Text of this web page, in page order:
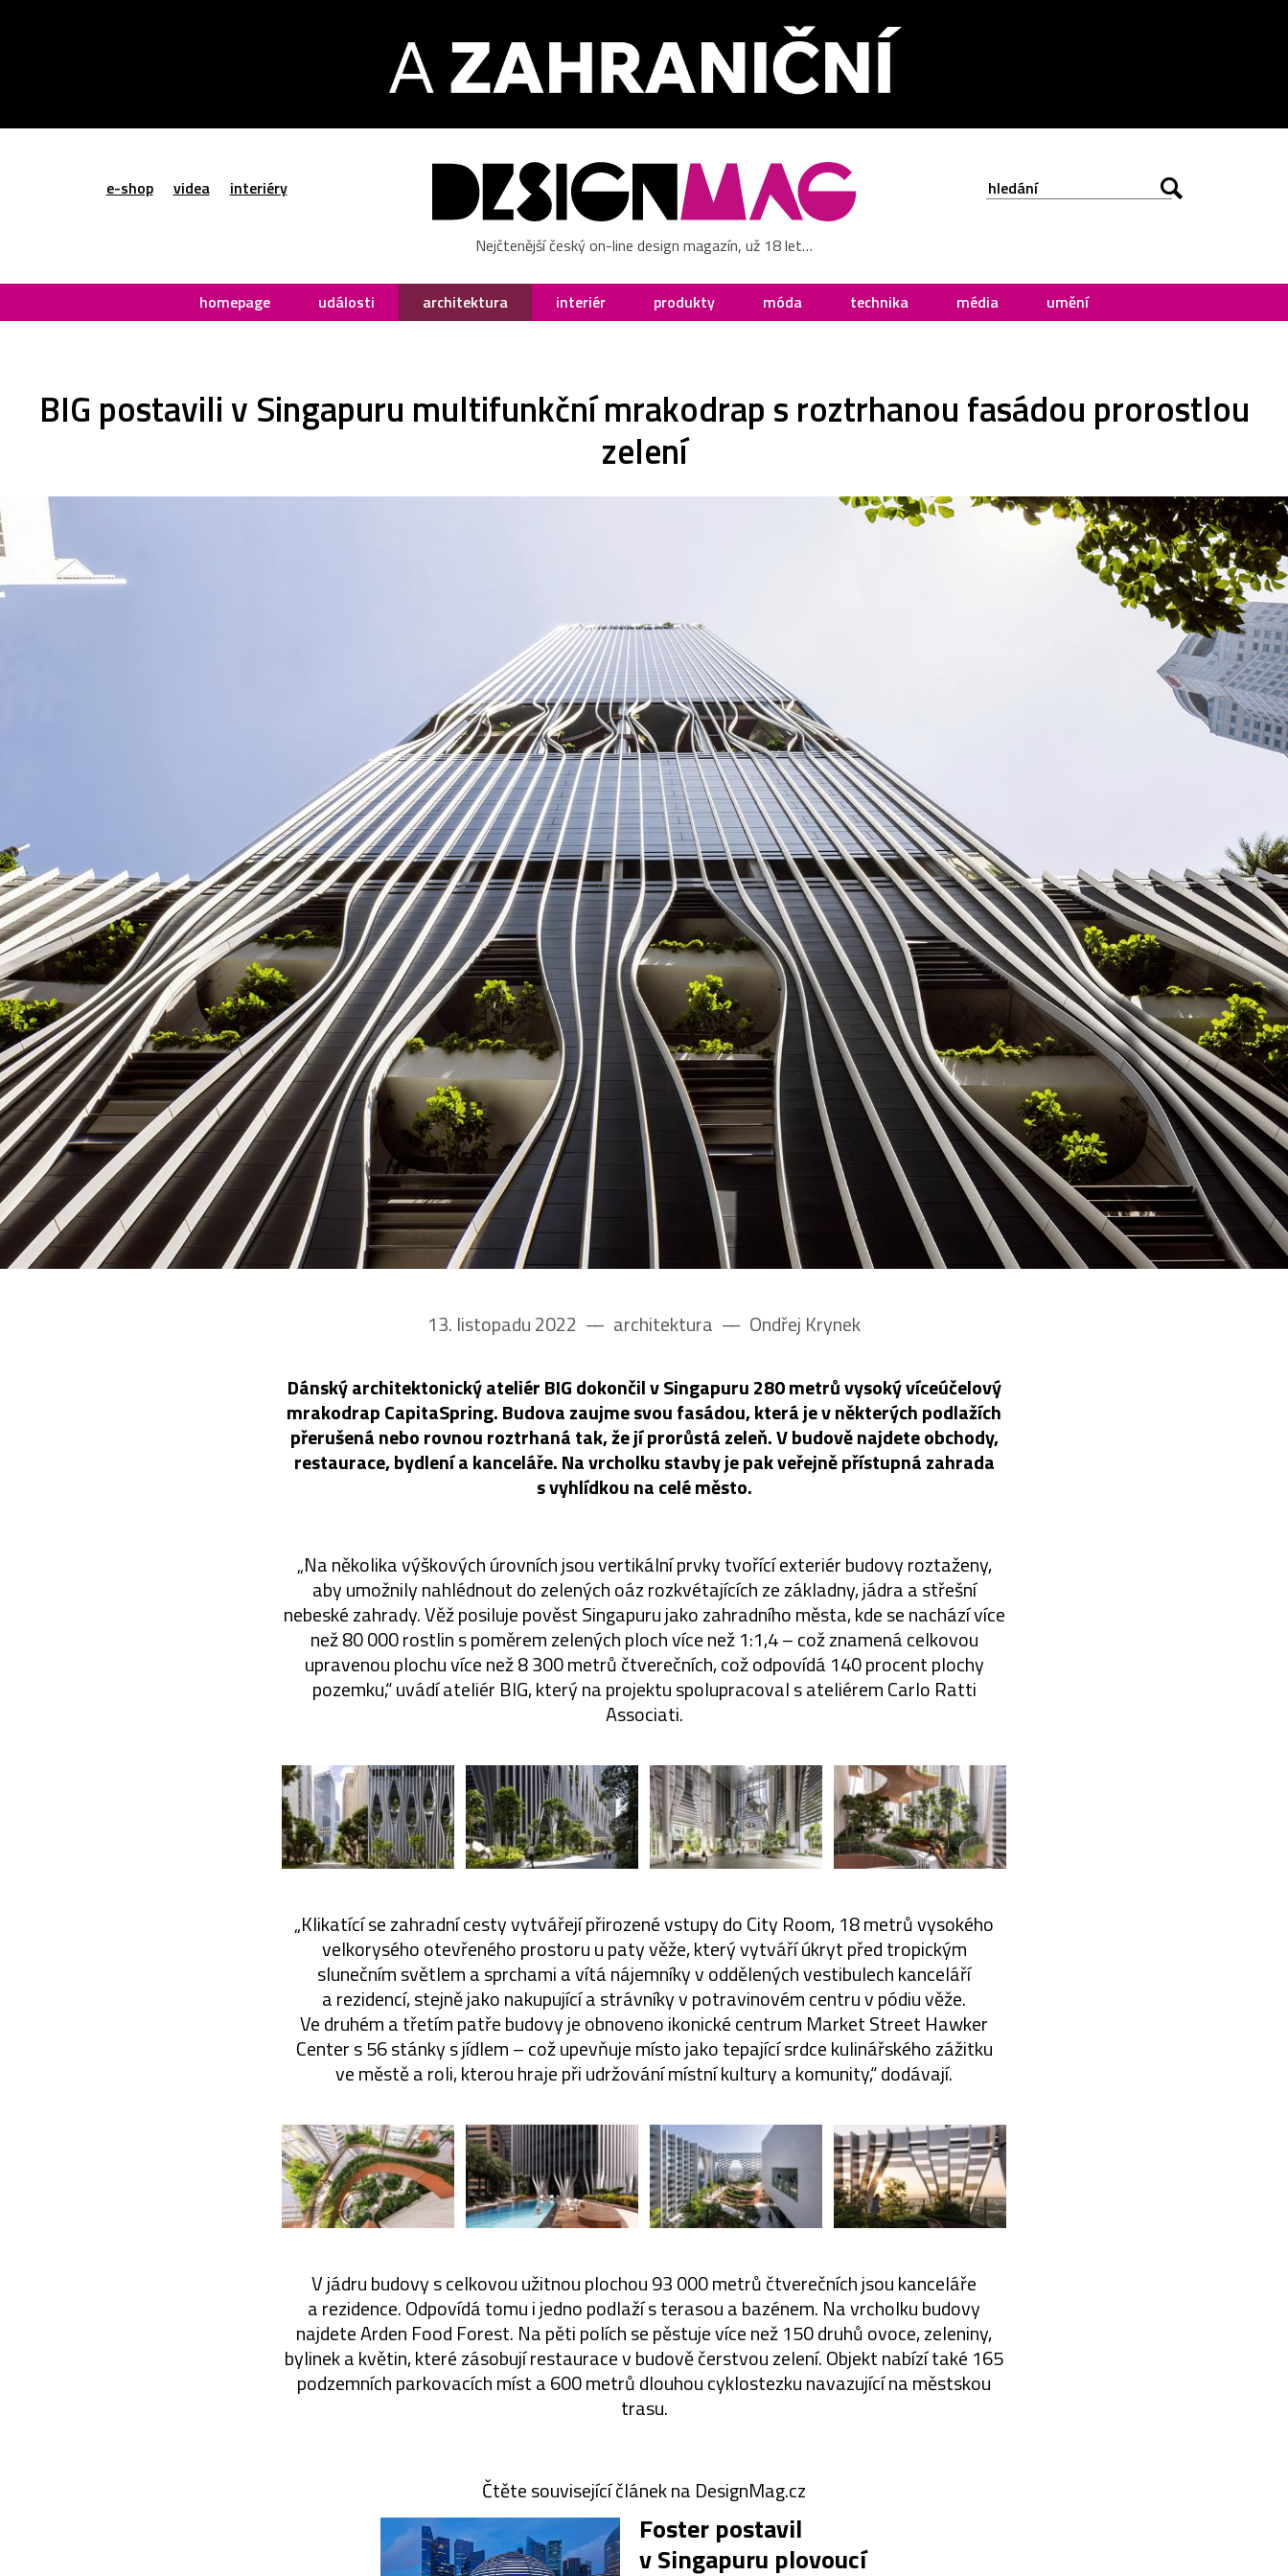
e-shop videa interiéry
Nejčtenější český on-line design magazín, už 18 let…
homepage události architektura interiér produkty móda technika média umění
BIG postavili v Singapuru multifunkční mrakodrap s roztrhanou fasádou prorostlou
zelení
13. listopadu 2022 –– architektura –– Ondřej Krynek
Dánský architektonický ateliér BIG dokončil v Singapuru 280 metrů vysoký víceúčelový
mrakodrap CapitaSpring. Budova zaujme svou fasádou, která je v některých podlažích
přerušená nebo rovnou roztrhaná tak, že jí prorůstá zeleň. V budově najdete obchody,
restaurace, bydlení a kanceláře. Na vrcholku stavby je pak veřejně přístupná zahrada
s vyhlídkou na celé město.
„Na několika výškových úrovních jsou vertikální prvky tvořící exteriér budovy roztaženy,
aby umožnily nahlédnout do zelených oáz rozkvétajících ze základny, jádra a střešní
nebeské zahrady. Věž posiluje pověst Singapuru jako zahradního města, kde se nachází více
než 80 000 rostlin s poměrem zelených ploch více než 1:1,4 – což znamená celkovou
upravenou plochu více než 8 300 metrů čtverečních, což odpovídá 140 procent plochy
pozemku,“ uvádí ateliér BIG, který na projektu spolupracoval s ateliérem Carlo Ratti
Associati.
„Klikatící se zahradní cesty vytvářejí přirozené vstupy do City Room, 18 metrů vysokého
velkorysého otevřeného prostoru u paty věže, který vytváří úkryt před tropickým
slunečním světlem a sprchami a vítá nájemníky v oddělených vestibulech kanceláří
a rezidencí, stejně jako nakupující a strávníky v potravinovém centru v pódiu věže.
Ve druhém a třetím patře budovy je obnoveno ikonické centrum Market Street Hawker
Center s 56 stánky s jídlem – což upevňuje místo jako tepající srdce kulinářského zážitku
ve městě a roli, kterou hraje při udržování místní kultury a komunity,“ dodávají.
V jádru budovy s celkovou užitnou plochou 93 000 metrů čtverečních jsou kanceláře
a rezidence. Odpovídá tomu i jedno podlaží s terasou a bazénem. Na vrcholku budovy
najdete Arden Food Forest. Na pěti polích se pěstuje více než 150 druhů ovoce, zeleniny,
bylinek a květin, které zásobují restaurace v budově čerstvou zelení. Objekt nabízí také 165
podzemních parkovacích míst a 600 metrů dlouhou cyklostezku navazující na městskou
trasu.
Čtěte související článek na DesignMag.cz
Foster postavil
v Singapuru plovoucí